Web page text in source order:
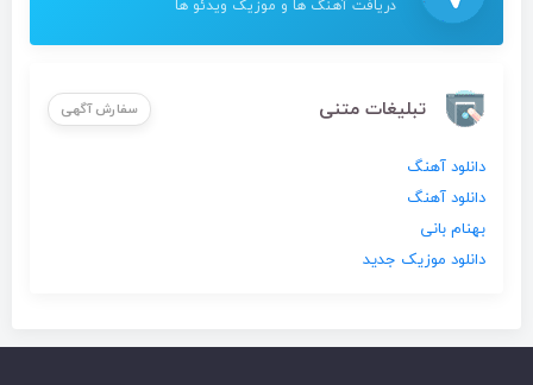
دریافت آهنگ ها و موزیک ویدئو ها
تبلیغات متنی سفارش آگهی
دانلود آهنگ
دانلود آهنگ
بهنام بانی
دانلود موزیک جدید